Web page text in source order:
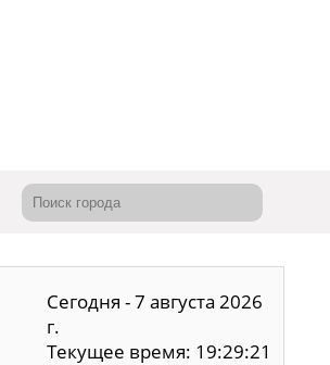
Сегодня - 7 августа 2026
г.
Текущее время: 19:29:22